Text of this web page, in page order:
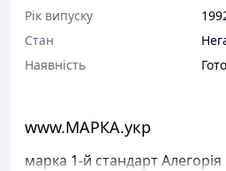
Рік випуску
Стан
Наявність
www.МАРКА.укр
марка 1-й стандарт